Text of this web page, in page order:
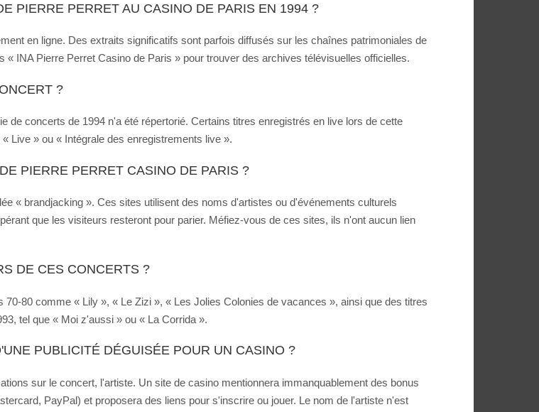
PIERRE PERRET AU CASINO DE PARIS EN 1994 ?
en ligne. Des extraits significatifs sont parfois diffusés sur les chaînes patrimoniales de
INA Pierre Perret Casino de Paris » pour trouver des archives télévisuelles officielles.
?
concerts de 1994 n'a été répertorié. Certains titres enregistrés en live lors de cette
Live » ou « Intégrale des enregistrements live ».
PIERRE PERRET CASINO DE PARIS ?
« brandjacking ». Ces sites utilisent des noms d'artistes ou d'événements culturels
que les visiteurs resteront pour parier. Méfiez-vous de ces sites, ils n'ont aucun lien
DE CES CONCERTS ?
80 comme « Lily », « Le Zizi », « Les Jolies Colonies de vacances », ainsi que des titres
tel que « Moi z'aussi » ou « La Corrida ».
PUBLICITÉ DÉGUISÉE POUR UN CASINO ?
sur le concert, l'artiste. Un site de casino mentionnera immanquablement des bonus
PayPal) et proposera des liens pour s'inscrire ou jouer. Le nom de l'artiste n'est